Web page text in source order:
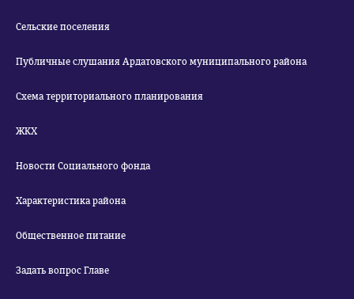
Сельские поселения
Публичные слушания Ардатовского муниципального района
Схема территориального планирования
ЖКХ
Новости Социального фонда
Характеристика района
Общественное питание
Задать вопрос Главе